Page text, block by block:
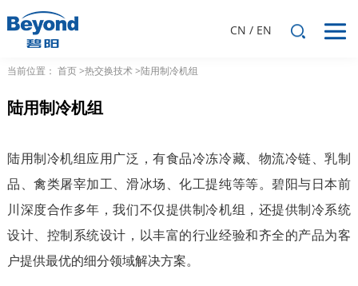
CN / EN
当前位置： 首页>热交换技术>陆用制冷机组
陆用制冷机组
陆用制冷机组应用广泛，有食品冷冻冷藏、物流冷链、乳制
品、禽类屠宰加工、滑冰场、化工提纯等等。碧阳与日本前
川深度合作多年，我们不仅提供制冷机组，还提供制冷系统
设计、控制系统设计，以丰富的行业经验和齐全的产品为客
户提供最优的细分领域解决方案。